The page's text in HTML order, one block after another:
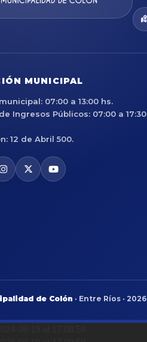
MUNICIPAL
07:00 a 13:00 hs.
Ingresos Públicos: 07:00 a 17:30
12 de Abril 500.
de Colón · Entre Ríos · 2026